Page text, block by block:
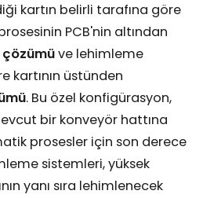
kartın belirli tarafına göre
PCB'nin altından
çözümüve lehimleme
kartının üstünden
. Bu özel konfigürasyon,
bir konveyör hattına
prosesler için son derece
sistemleri, yüksek
yanı sıra lehimlenecek